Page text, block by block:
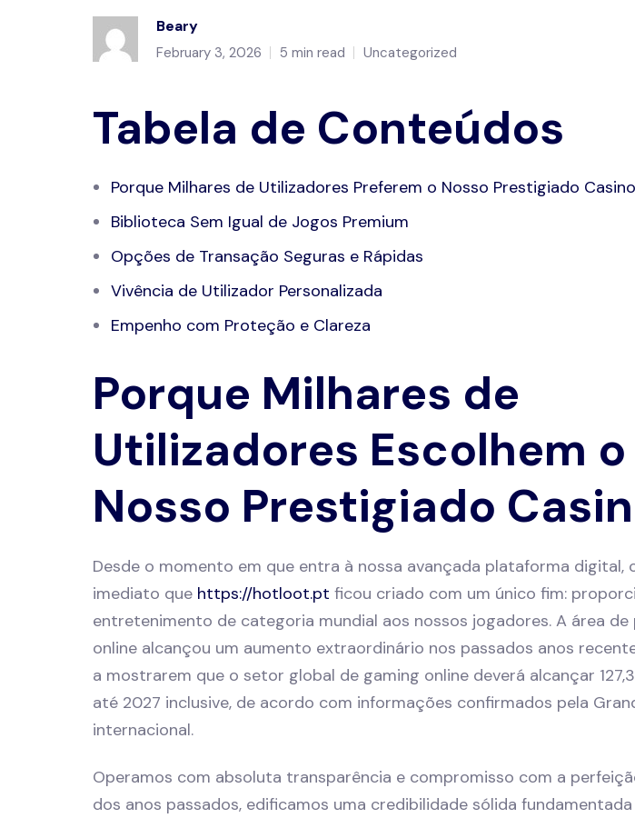
Beary
February 3, 2026 5 min read Uncategorized
Tabela de Conteúdos
Porque Milhares de Utilizadores Preferem o Nosso Prestigiado Casino
Biblioteca Sem Igual de Jogos Premium
Opções de Transação Seguras e Rápidas
Vivência de Utilizador Personalizada
Empenho com Proteção e Clareza
Porque Milhares de
Utilizadores Escolhem o
Nosso Prestigiado
Desde o momento em que entra à nossa avançada plataforma digital,
imediato que https://hotloot.pt ficou criado com um único fim:
entretenimento de categoria mundial aos nossos jogadores. A área
online alcançou um aumento extraordinário nos passados anos
a mostrarem que o setor global de gaming online deverá alcançar
até 2027 inclusive, de acordo com informações confirmados pela
internacional.
Operamos com absoluta transparência e compromisso com a
dos anos passados, edificamos uma credibilidade sólida